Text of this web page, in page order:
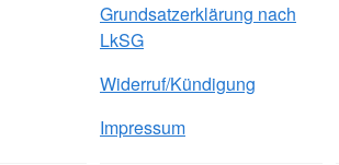
Grundsatzerklärung nach
LkSG
Widerruf/Kündigung
Impressum